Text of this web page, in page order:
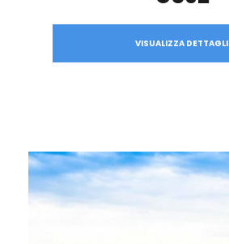
VISUALIZZA DETTAGLI